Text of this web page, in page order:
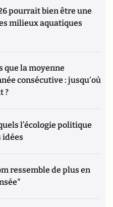
pourrait bien être une
milieux aquatiques
que la moyenne
consécutive : jusqu'où
?
l’écologie politique
idées
ressemble de plus en